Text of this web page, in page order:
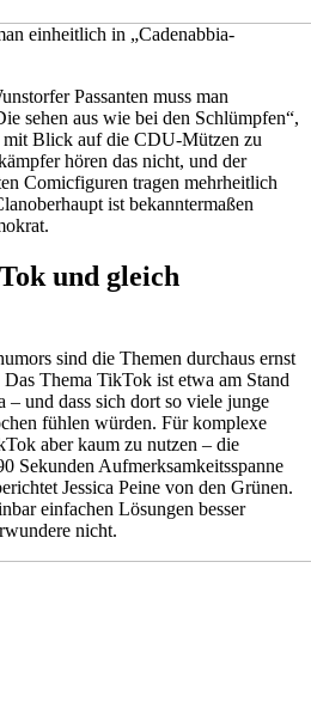
einheitlich in „Cadenabbia-
Passanten muss man
sehen aus wie bei den Schlümpfen“,
mit Blick auf die CDU-Mützen zu
hören das nicht, und der
Comicfiguren tragen mehrheitlich
ist bekanntermaßen
und gleich
sind die Themen durchaus ernst
Das Thema TikTok ist etwa am Stand
und dass sich dort so viele junge
fühlen würden. Für komplexe
aber kaum zu nutzen – die
Sekunden Aufmerksamkeitsspanne
Jessica Peine von den Grünen.
einfachen Lösungen besser
nicht.